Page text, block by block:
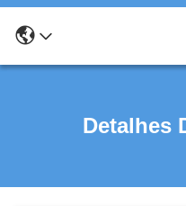
Detalhes